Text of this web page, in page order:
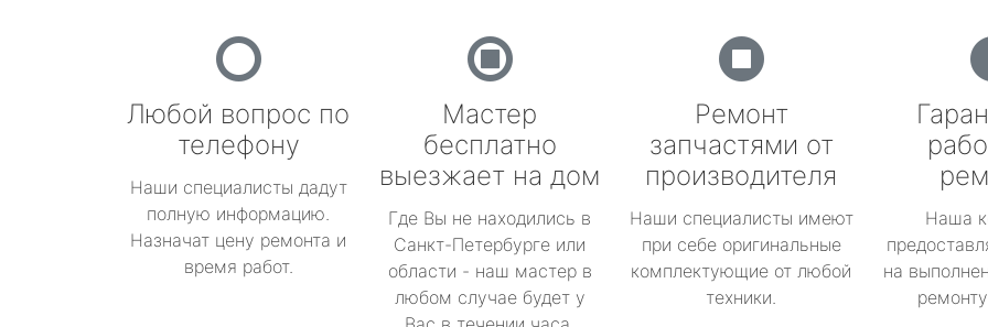
Любой вопрос по
телефону
Наши специалисты дадут
полную информацию.
Назначат цену ремонта и
время работ.
Мастер
бесплатно
выезжает на дом
Где Вы не находились в
Санкт-Петербурге или
области - наш мастер в
любом случае будет у
Ремонт
запчастями от
производителя
Наши специалисты имеют
при себе оригинальные
комплектующие от любой
техники.
Наша
на